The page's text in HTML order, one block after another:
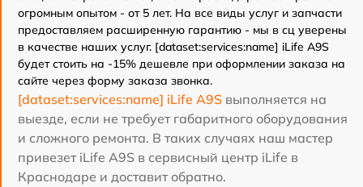
огромным опытом - от 5 лет. На все виды услуг и запчасти
предоставляем расширенную гарантию - мы в сц уверены
в качестве наших услуг. [dataset:services:name] iLife A9S
будет стоить на -15% дешевле при оформлении заказа на
сайте через форму заказа звонка.
[dataset:services:name] iLife A9S выполняется на
выезде, если не требует габаритного оборудования
и сложного ремонта. В таких случаях наш мастер
привезет iLife A9S в сервисный центр iLife в
Краснодаре и доставит обратно.